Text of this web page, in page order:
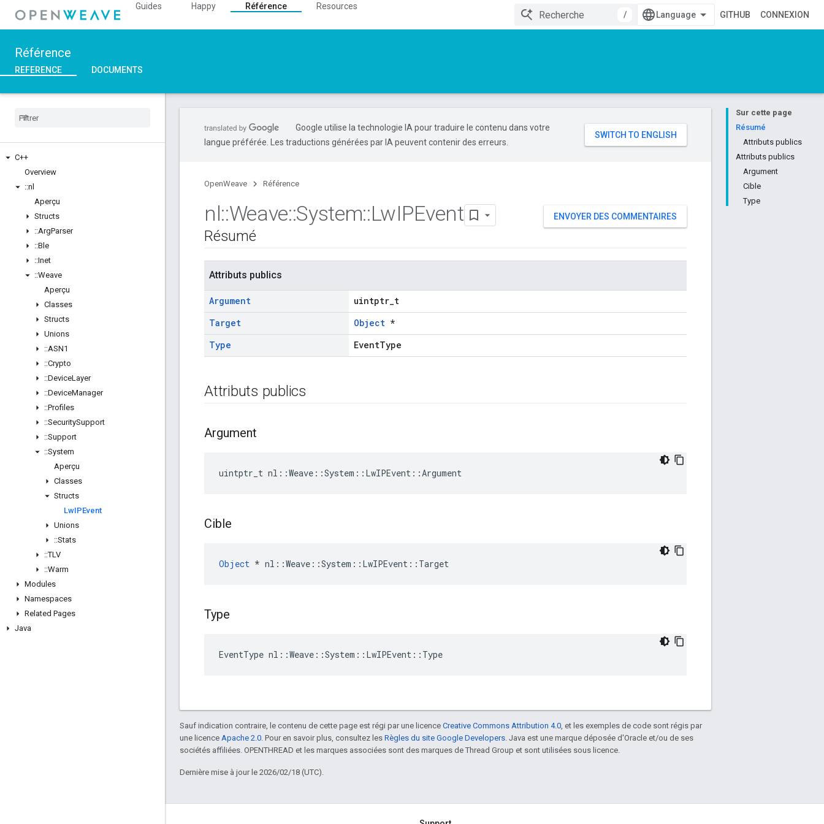
Guides Happy Référence
Resources
/
GITHUB CONNEXION
Référence
REFERENCE DOCUMENTS
C++
Overview
::nl
Aperçu
Structs
::ArgParser
::Ble
::Inet
::Weave
Aperçu
Classes
Structs
Unions
::ASN1
::Crypto
::DeviceLayer
::DeviceManager
::Profiles
::SecuritySupport
::Support
::System
Aperçu
Classes
Structs
LwIPEvent
Unions
::Stats
::TLV
::Warm
Modules
Namespaces
Related Pages
Java
Sur cette page
Résumé
Attributs publics
Attributs publics
Argument
Cible
Type
Google utilise la technologie IA pour traduire le contenu dans votre
langue préférée. Les traductions générées par IA peuvent contenir des erreurs.
OpenWeave Référence
ENVOYER DES COMMENTAIRES
nl::Weave::System::LwIPEvent
Résumé
Attributs publics
Argument
uintptr_t
Target
Object *
Type
EventType
Attributs publics
Argument
uintptr_t nl::Weave::System::LwIPEvent::Argument
Cible
Object * nl::Weave::System::LwIPEvent::Target
Type
EventType nl::Weave::System::LwIPEvent::Type
Sauf indication contraire, le contenu de cette page est régi par une licence Creative Commons Attribution 4.0, et les exemples de code sont régis par
une licence Apache 2.0. Pour en savoir plus, consultez les Règles du site Google Developers. Java est une marque déposée d'Oracle et/ou de ses
sociétés affiliées. OPENTHREAD et les marques associées sont des marques de Thread Group et sont utilisées sous licence.
Dernière mise à jour le 2026/02/18 (UTC).